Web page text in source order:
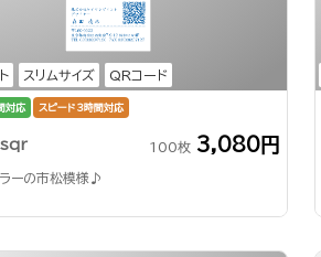
スリムサイズ QRコード
対応 スピード3時間対応
100枚 3,080円
ーの市松模様♪